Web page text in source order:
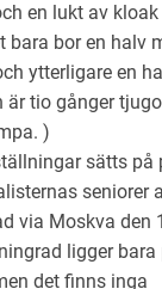
en lukt av
bara bor en halv
ytterligare en
är tio gånger
)
sätts på
seniorer
via Moskva den
ligger bara
det finns inga